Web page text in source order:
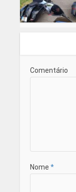
Comentário
Nome *